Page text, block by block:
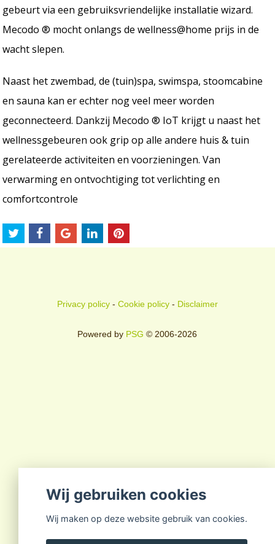
gebeurt via een gebruiksvriendelijke installatie wizard.
Mecodo ® mocht onlangs de wellness@home prijs in de
wacht slepen.
Naast het zwembad, de (tuin)spa, swimspa, stoomcabine
en sauna kan er echter nog veel meer worden
geconnecteerd. Dankzij Mecodo ® IoT krijgt u naast het
wellnessgebeuren ook grip op alle andere huis & tuin
gerelateerde activiteiten en voorzieningen. Van
verwarming en ontvochtiging tot verlichting en
comfortcontrole
Privacy policy- Cookie policy- Disclaimer
Powered by PSG © 2006-2026
Wij gebruiken cookies
Wij maken op deze website gebruik van cookies.